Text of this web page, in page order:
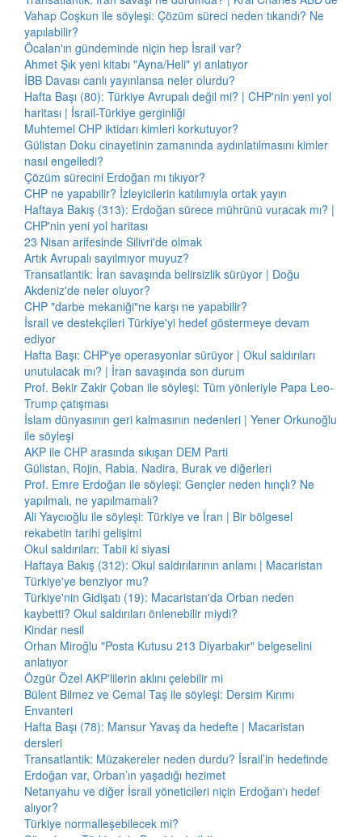
Vahap Coşkun ile söyleşi: Çözüm süreci neden tıkandı? Ne
yapılabilir?
Öcalan'ın gündeminde niçin hep İsrail var?
Ahmet Şık yeni kitabı "Ayna/Heli" yi anlatıyor
İBB Davası canlı yayınlansa neler olurdu?
Hafta Başı (80): Türkiye Avrupalı değil mi? | CHP'nin yeni yol
haritası | İsrail-Türkiye gerginliği
Muhtemel CHP iktidarı kimleri korkutuyor?
Gülistan Doku cinayetinin zamanında aydınlatılmasını kimler
nasıl engelledi?
Çözüm sürecini Erdoğan mı tıkıyor?
CHP ne yapabilir? İzleyicilerin katılımıyla ortak yayın
Haftaya Bakış (313): Erdoğan sürece mührünü vuracak mı? |
CHP'nin yeni yol haritası
23 Nisan arifesinde Silivri'de olmak
Artık Avrupalı sayılmıyor muyuz?
Transatlantik: İran savaşında belirsizlik sürüyor | Doğu
Akdeniz'de neler oluyor?
CHP "darbe mekaniği"ne karşı ne yapabilir?
İsrail ve destekçileri Türkiye'yi hedef göstermeye devam
ediyor
Hafta Başı: CHP'ye operasyonlar sürüyor | Okul saldırıları
unutulacak mı? | İran savaşında son durum
Prof. Bekir Zakir Çoban ile söyleşi: Tüm yönleriyle Papa Leo-
Trump çatışması
İslam dünyasının geri kalmasının nedenleri | Yener Orkunoğlu
ile söyleşi
AKP ile CHP arasında sıkışan DEM Parti
Gülistan, Rojin, Rabia, Nadira, Burak ve diğerleri
Prof. Emre Erdoğan ile söyleşi: Gençler neden hınçlı? Ne
yapılmalı, ne yapılmamalı?
Ali Yaycıoğlu ile söyleşi: Türkiye ve İran | Bir bölgesel
rekabetin tarihi gelişimi
Okul saldırıları: Tabii ki siyasi
Haftaya Bakış (312): Okul saldırılarının anlamı | Macaristan
Türkiye'ye benziyor mu?
Türkiye'nin Gidişatı (19): Macaristan'da Orban neden
kaybetti? Okul saldırıları önlenebilir miydi?
Kindar nesil
Orhan Miroğlu "Posta Kutusu 213 Diyarbakır" belgeselini
anlatıyor
Özgür Özel AKP'lilerin aklını çelebilir mi
Bülent Bilmez ve Cemal Taş ile söyleşi: Dersim Kırımı
Envanteri
Hafta Başı (78): Mansur Yavaş da hedefte | Macaristan
dersleri
Transatlantik: Müzakereler neden durdu? İsrail’in hedefinde
Erdoğan var, Orban’ın yaşadığı hezimet
Netanyahu ve diğer İsrail yöneticileri niçin Erdoğan'ı hedef
alıyor?
Türkiye normalleşebilecek mi?